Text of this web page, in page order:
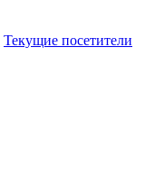
Текущие посетители